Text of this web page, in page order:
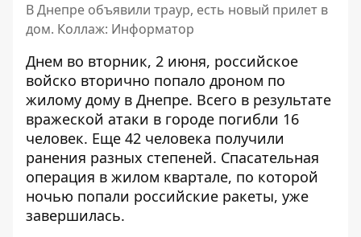
В Днепре объявили траур, есть новый прилет в
дом. Коллаж: Информатор
Днем во вторник, 2 июня, российское
войско вторично попало дроном по
жилому дому в Днепре. Всего в результате
вражеской атаки в городе погибли 16
человек. Еще 42 человека получили
ранения разных степеней. Спасательная
операция в жилом квартале, по которой
ночью попали российские ракеты, уже
завершилась.